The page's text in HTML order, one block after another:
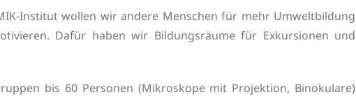
Institut wollen wir andere Menschen für mehr Umweltbildung
Dafür haben wir Bildungsräume für Exkursionen und
bis 60 Personen (Mikroskope mit Projektion, Binokulare)